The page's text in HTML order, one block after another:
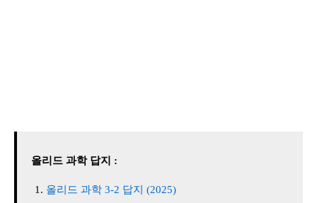
올리드 과학 답지 :
올리드 과학 3-2 답지 (2025)